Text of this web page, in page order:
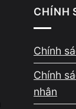
CHÍNH
Chính
Chính
nhân